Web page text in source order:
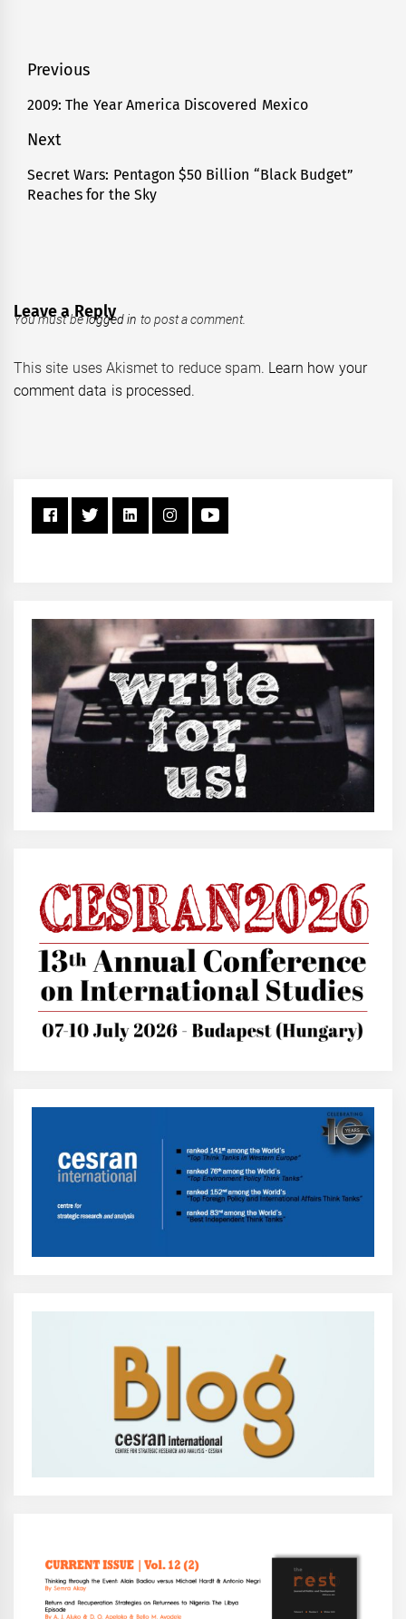
Post
navigation
Previous
Previous
2009: The Year America Discovered Mexico
Next
Next
post:
Secret Wars: Pentagon $50 Billion “Black Budget”
Reaches for the Sky
Leave a Reply
You must belogged in to post a comment.
This site uses Akismet to reduce spam. Learn how your
comment data is processed.